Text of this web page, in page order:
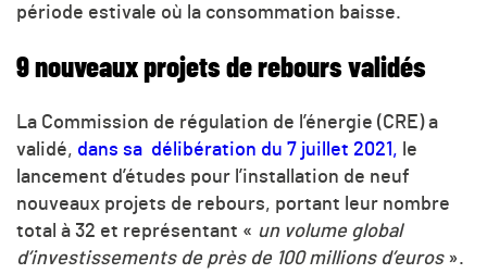
période estivale où la consommation baisse.
9 nouveaux projets de rebours validés
La Commission de régulation de l’énergie (CRE) a
validé, dans sa délibération du 7 juillet 2021, le
lancement d’études pour l’installation de neuf
nouveaux projets de rebours, portant leur nombre
total à 32 et représentant « un volume global
d’investissements de près de 100 millions d’euros ».